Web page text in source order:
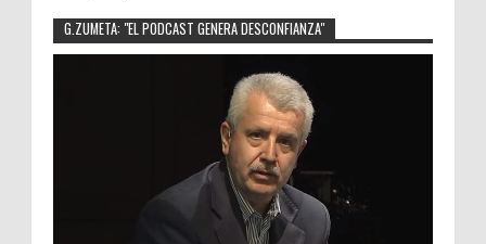
G.ZUMETA: "EL PODCAST GENERA DESCONFIANZA"